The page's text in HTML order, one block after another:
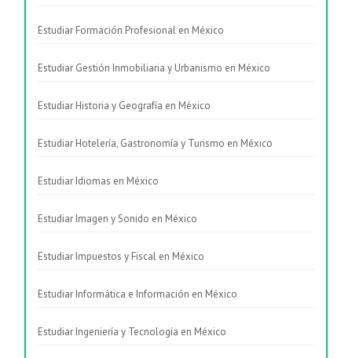
Estudiar Formación Profesional en México
Estudiar Gestión Inmobiliaria y Urbanismo en México
Estudiar Historia y Geografía en México
Estudiar Hotelería, Gastronomía y Turismo en México
Estudiar Idiomas en México
Estudiar Imagen y Sonido en México
Estudiar Impuestos y Fiscal en México
Estudiar Informática e Información en México
Estudiar Ingeniería y Tecnología en México